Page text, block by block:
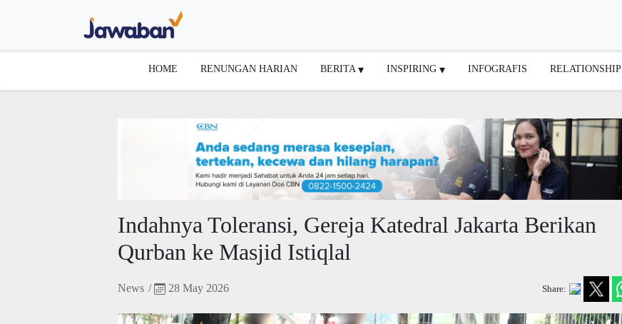
HOME RENUNGAN HARIAN BERITA INSPIRING INFOGRAFIS RELATIONSHIP
Indahnya Toleransi, Gereja Katedral Jakarta Berikan
Qurban ke Masjid Istiqlal
News / 28 May 2026 Share: